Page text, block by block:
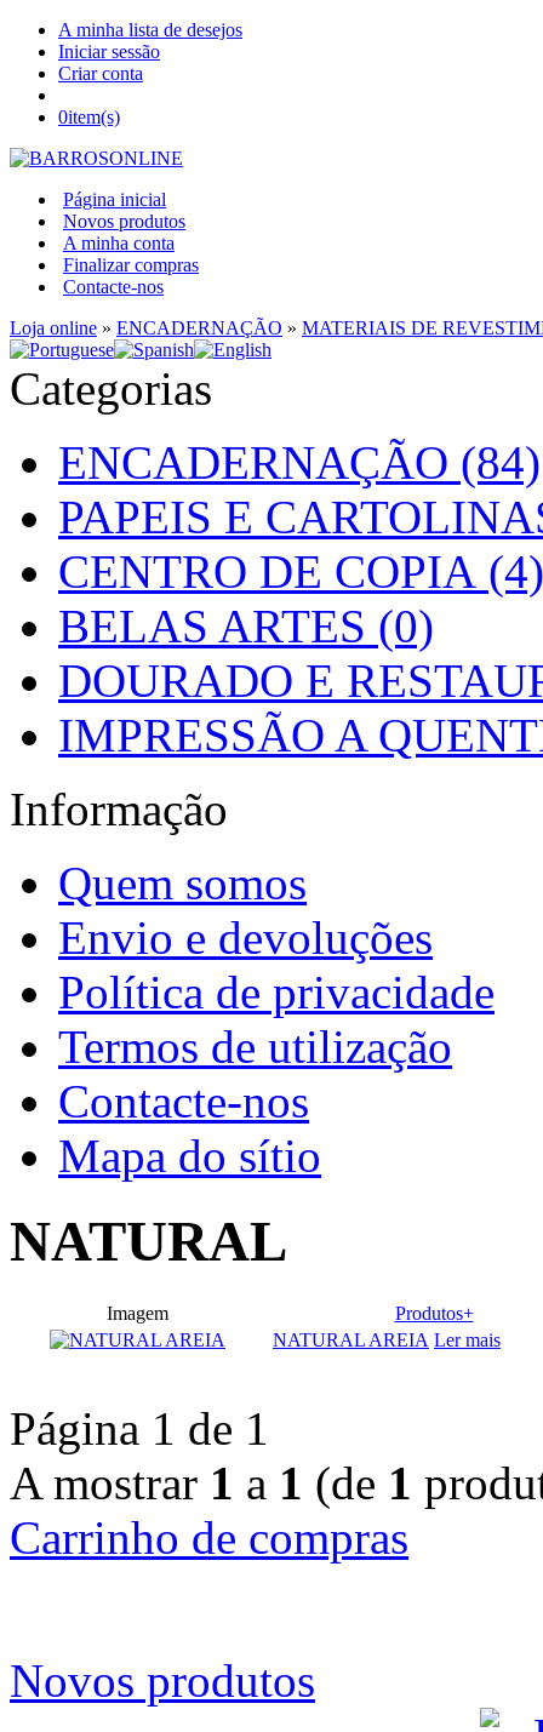
A minha lista de desejos
Iniciar sessão
Criar conta
0item(s)
Página inicial
Novos produtos
A minha conta
Finalizar compras
Contacte-nos
Loja online » ENCADERNAÇÃO » MATERIAIS DE
Categorias
ENCADERNAÇÃO (84)
PAPEIS E
CENTRO DE COPIA (4)
BELAS ARTES (0)
DOURADO E
IMPRESSÃO A
Informação
Quem somos
Envio e devoluções
Política de privacidade
Termos de utilização
Contacte-nos
Mapa do sítio
NATURAL
Imagem
Produtos+
NATURAL AREIA Ler mais
Página 1 de 1
A mostrar 1 a 1 (de 1
Carrinho de compras
Novos produtos